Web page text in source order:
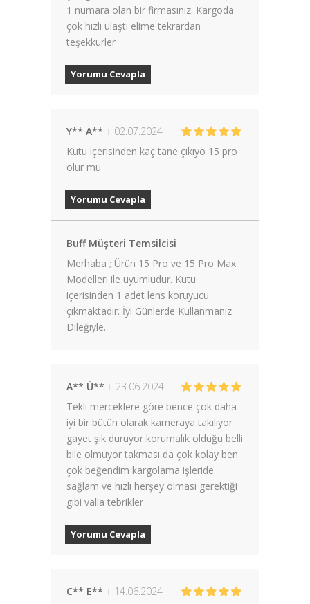
1 numara olan bir firmasınız. Kargoda
çok hızlı ulaştı elime tekrardan
teşekkürler
Yorumu Cevapla
Y** A**
02.07.2024
Kutu içerisinden kaç tane çıkıyo 15 pro
olur mu
Yorumu Cevapla
Buff Müşteri Temsilcisi
Merhaba ; Ürün 15 Pro ve 15 Pro Max
Modelleri ile uyumludur. Kutu
içerisinden 1 adet lens koruyucu
çıkmaktadır. İyi Günlerde Kullanmanız
Dileğiyle.
A** Ü**
23.06.2024
Tekli merceklere göre bence çok daha
iyi bir bütün olarak kameraya takılıyor
gayet şık duruyor korumalık olduğu belli
bile olmuyor takması da çok kolay ben
çok beğendim kargolama işleride
sağlam ve hızlı herşey olması gerektiği
gibi valla tebrikler
Yorumu Cevapla
C** E**
14.06.2024